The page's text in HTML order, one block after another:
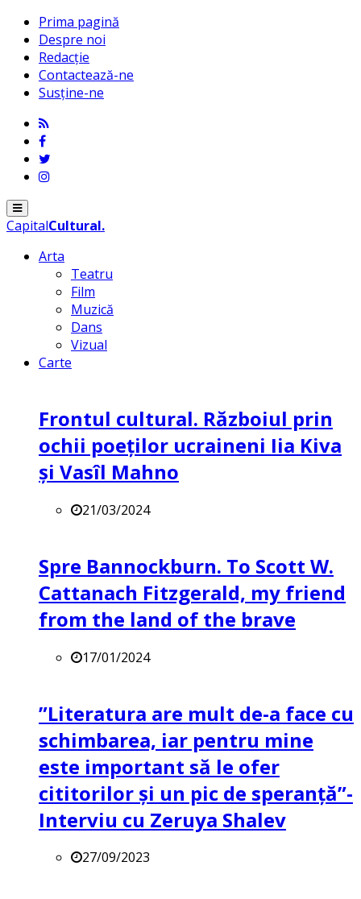
Prima pagină
Despre noi
Redacție
Contactează-ne
Susține-ne
Menu
CapitalCultural.
Arta
Teatru
Film
Muzică
Dans
Vizual
Carte
Frontul cultural. Războiul prin
ochii poeților ucraineni Iia Kiva
și Vasîl Mahno
21/03/2024
Spre Bannockburn. To Scott W.
Cattanach Fitzgerald, my friend
from the land of the brave
17/01/2024
”Literatura are mult de-a face cu
schimbarea, iar pentru mine
este important să le ofer
cititorilor și un pic de speranță”-
Interviu cu Zeruya Shalev
27/09/2023